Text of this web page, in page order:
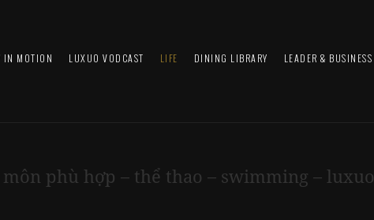
IN MOTION LUXUO VODCAST LIFE DINING LIBRARY LEADER & BUSINESS
phù hợp – thể thao – swimming – luxuo